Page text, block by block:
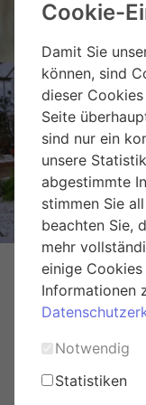
Cookie-
Damit Sie
können, sind
dieser
Seite
sind nur ein
unsere
abgestimmte
stimmen Sie
beachten Sie,
mehr
einige
Informationen
Notwendig
Statistiken